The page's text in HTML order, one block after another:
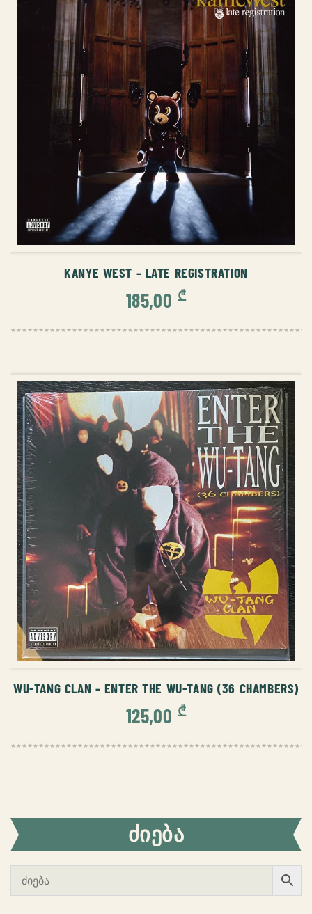
ᲫᲘᲔᲑᲐ
ᲙᲐᲚᲐᲗᲐᲨᲘ ᲓᲐᲛᲐᲢᲔᲑᲐ
KANYE WEST – LATE REGISTRATION
185,00 ₾
ᲙᲐᲚᲐᲗᲐᲨᲘ ᲓᲐᲛᲐᲢᲔᲑᲐ
WU-TANG CLAN – ENTER THE WU-TANG (36 CHAMBERS)
125,00 ₾